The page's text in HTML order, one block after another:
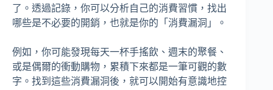
了。透過記錄，你可以分析自己的消費習慣，找出
哪些是不必要的開銷，也就是你的「消費漏洞」。
例如，你可能發現每天一杯手搖飲、週末的聚餐、
或是偶爾的衝動購物，累積下來都是一筆可觀的數
字。找到這些消費漏洞後，就可以開始有意識地控